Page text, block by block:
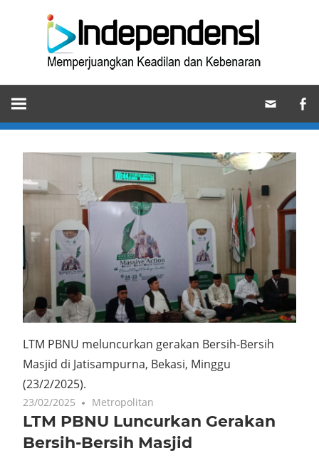
Memperjuangkan
Keadilan
dan
Kebenaran
LTM PBNU meluncurkan gerakan Bersih-Bersih
Masjid di Jatisampurna, Bekasi, Minggu
(23/2/2025).
23/02/2025 Metropolitan
LTM PBNU Luncurkan Gerakan
Bersih-Bersih Masjid